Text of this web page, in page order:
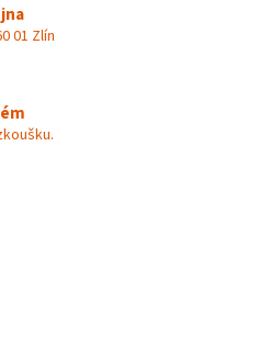
01 Zlín